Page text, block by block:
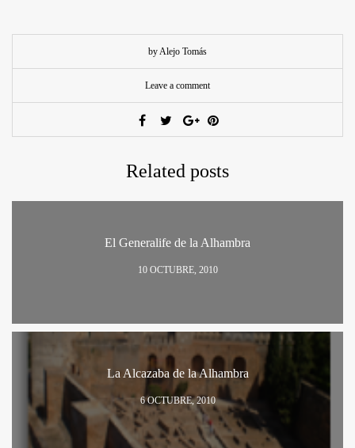
by Alejo Tomás
Leave a comment
Related posts
El Generalife de la Alhambra
10 OCTUBRE, 2010
La Alcazaba de la Alhambra
6 OCTUBRE, 2010